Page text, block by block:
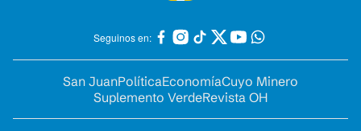
Seguinos en:
San JuanPolíticaEconomíaCuyo Minero
Suplemento VerdeRevista OH